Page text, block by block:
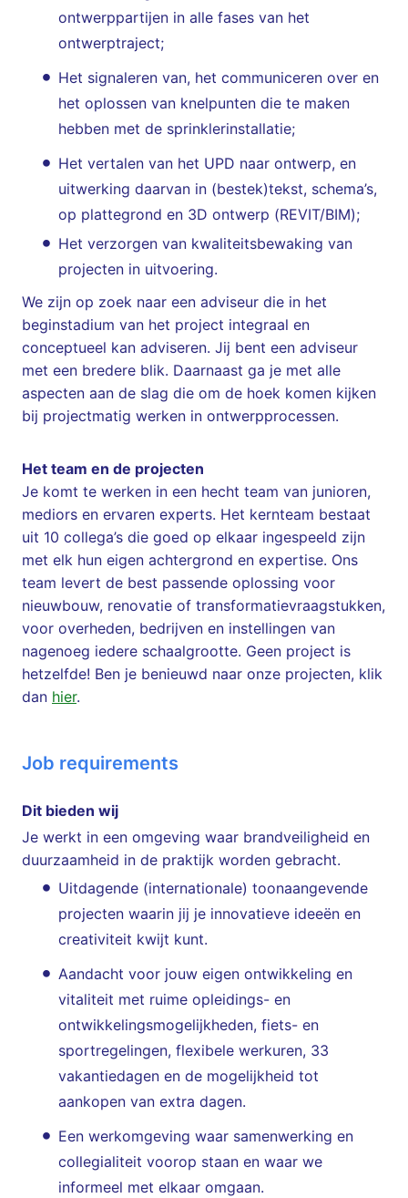
ontwerppartijen in alle fases van het
ontwerptraject;
Het signaleren van, het communiceren over en
het oplossen van knelpunten die te maken
hebben met de sprinklerinstallatie;
Het vertalen van het UPD naar ontwerp, en
uitwerking daarvan in (bestek)tekst, schema’s,
op plattegrond en 3D ontwerp (REVIT/BIM);
Het verzorgen van kwaliteitsbewaking van
projecten in uitvoering.
We zijn op zoek naar een adviseur die in het
beginstadium van het project integraal en
conceptueel kan adviseren. Jij bent een adviseur
met een bredere blik. Daarnaast ga je met alle
aspecten aan de slag die om de hoek komen kijken
bij projectmatig werken in ontwerpprocessen.
Het team en de projecten
Je komt te werken in een hecht team van junioren,
mediors en ervaren experts. Het kernteam bestaat
uit 10 collega’s die goed op elkaar ingespeeld zijn
met elk hun eigen achtergrond en expertise. Ons
team levert de best passende oplossing voor
nieuwbouw, renovatie of transformatievraagstukken,
voor overheden, bedrijven en instellingen van
nagenoeg iedere schaalgrootte. Geen project is
hetzelfde! Ben je benieuwd naar onze projecten, klik
dan hier.
Job requirements
Dit bieden wij
Je werkt in een omgeving waar brandveiligheid en
duurzaamheid in de praktijk worden gebracht.
Uitdagende (internationale) toonaangevende
projecten waarin jij je innovatieve ideeën en
creativiteit kwijt kunt.
Aandacht voor jouw eigen ontwikkeling en
vitaliteit met ruime opleidings- en
ontwikkelingsmogelijkheden, fiets- en
sportregelingen, flexibele werkuren, 33
vakantiedagen en de mogelijkheid tot
aankopen van extra dagen.
Een werkomgeving waar samenwerking en
collegialiteit voorop staan en waar we
informeel met elkaar omgaan.